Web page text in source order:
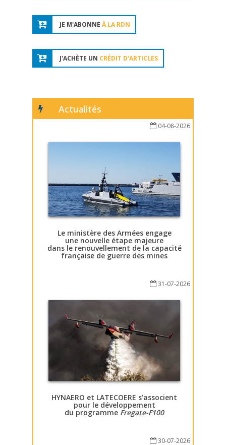
JE M'ABONNE À LA RDN
J'ACHÈTE UN CRÉDIT D'ARTICLES
Actualités
04-08-2026
Le ministère des Armées engage
une nouvelle étape majeure
dans le renouvellement de la capacité
française de guerre des mines
31-07-2026
HYNAERO et LATECOERE s’associent
pour le développement
du programme Fregate-F100
30-07-2026